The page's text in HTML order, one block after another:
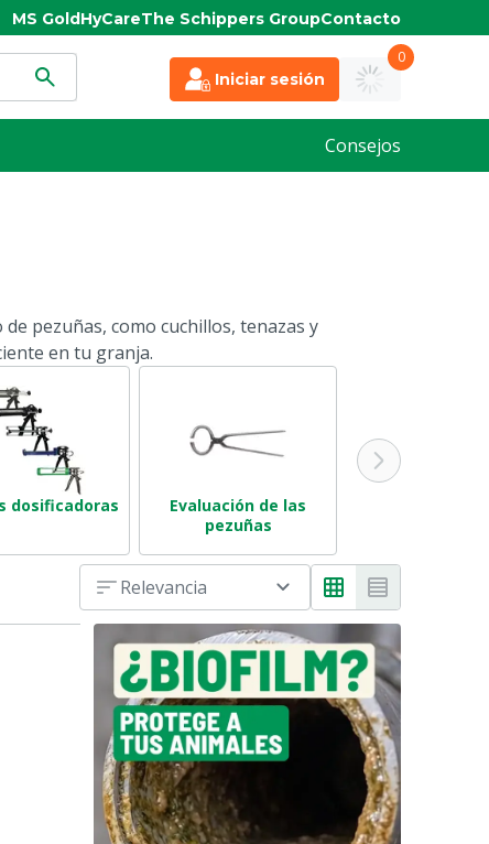
MS GoldHyCareThe Schippers GroupContacto
Iniciar sesión
0
Consejos
pezuñas, como cuchillos, tenazas y
en tu granja.
dosificadoras
Evaluación de las
pezuñas
Relevancia